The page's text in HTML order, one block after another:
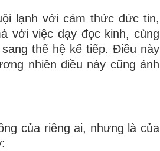
lạnh với cảm thức đức tin,
với việc dạy đọc kinh, cùng
thế hệ kế tiếp. Điều này
nhiên điều này cũng ảnh
của riêng ai, nhưng là của